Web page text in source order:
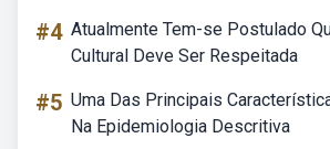
#4 Atualmente Tem-se Postulado
Cultural Deve Ser Respeitada
#5 Uma Das Principais
Na Epidemiologia Descritiva